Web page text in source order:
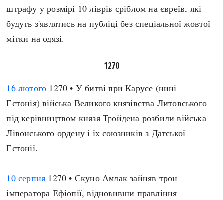
штрафу у розмірі 10 ліврів сріблом на євреїв, які
будуть з'являтись на публіці без спеціальної жовтої
мітки на одязі.
1270
16 лютого 1270 • У битві при Карусе (нині —
Естонія) війська Великого князівства Литовського
під керівництвом князя Тройдена розбили війська
Лівонського ордену і їх союзників з Датської
Естонії.
10 серпня 1270 • Єкуно Амлак зайняв трон
імператора Ефіопії, відновивши правління